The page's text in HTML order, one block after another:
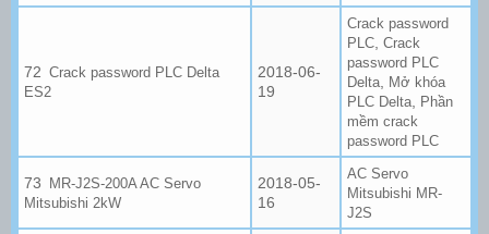
Crack password PLC Delta
ES2
2018-06-
19
Crack password
PLC Crack
password PLC
Delta
Mở khóa
PLC Delta
Phần
mềm crack
password PLC
MR-J2S-200A AC Servo
Mitsubishi 2kW
2018-05-
16
AC Servo
Mitsubishi MR-
J2S